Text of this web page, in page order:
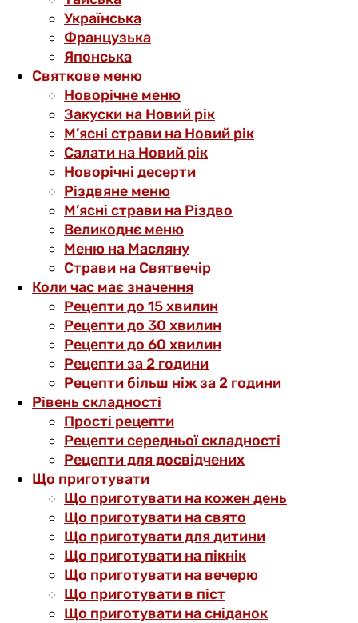
Українська
Французька
Японська
Святкове меню
Новорічне меню
Закуски на Новий рік
М’ясні страви на Новий рік
Салати на Новий рік
Новорічні десерти
Різдвяне меню
М’ясні страви на Різдво
Великоднє меню
Меню на Масляну
Страви на Святвечір
Коли час має значення
Рецепти до 15 хвилин
Рецепти до 30 хвилин
Рецепти до 60 хвилин
Рецепти за 2 години
Рецепти більш ніж за 2 години
Рівень складності
Прості рецепти
Рецепти середньої складності
Рецепти для досвідчених
Що приготувати
Що приготувати на кожен день
Що приготувати на свято
Що приготувати для дитини
Що приготувати на пікнік
Що приготувати на вечерю
Що приготувати в піст
Що приготувати на сніданок